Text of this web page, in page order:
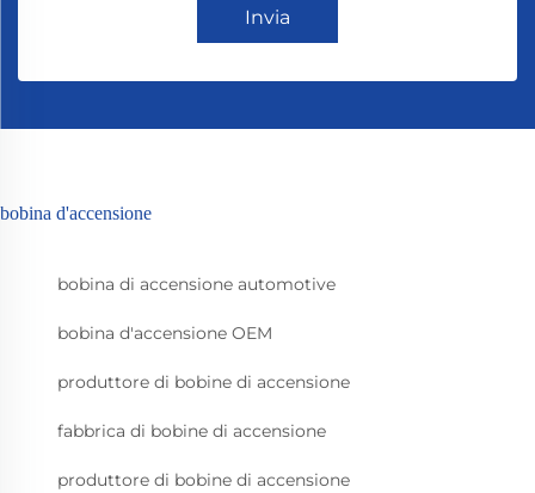
Invia
bobina d'accensione
bobina di accensione automotive
bobina d'accensione OEM
produttore di bobine di accensione
fabbrica di bobine di accensione
produttore di bobine di accensione